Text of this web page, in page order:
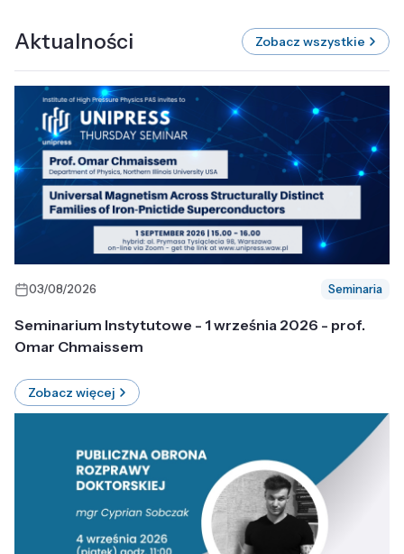
Aktualności Zobacz wszystkie
03/08/2026 Seminaria
Seminarium Instytutowe - 1 września 2026 - prof.
Omar Chmaissem
Zobacz więcej